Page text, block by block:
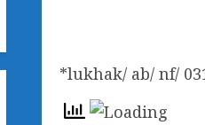
*lukhak/ ab/ nf/